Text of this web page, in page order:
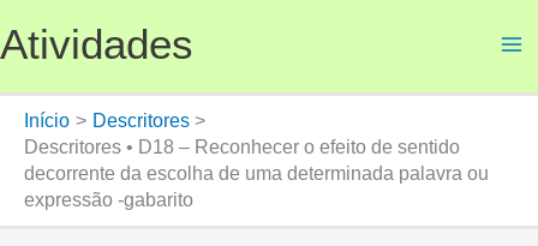
para
conteúdo
Atividades
Início
Descritores
Descritores • D18 – Reconhecer o efeito de sentido
decorrente da escolha de uma determinada palavra ou
expressão -gabarito